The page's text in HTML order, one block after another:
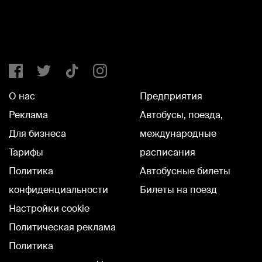
О нас
Реклама
Для бизнеса
Тарифы
Политика
конфиденциальности
Настройки cookie
Политическая реклама
Политика
Предприятия
Автобусы, поезда,
международные
расписания
Автобусные билеты
Билеты на поезд